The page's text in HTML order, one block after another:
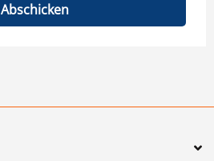
Abschicken